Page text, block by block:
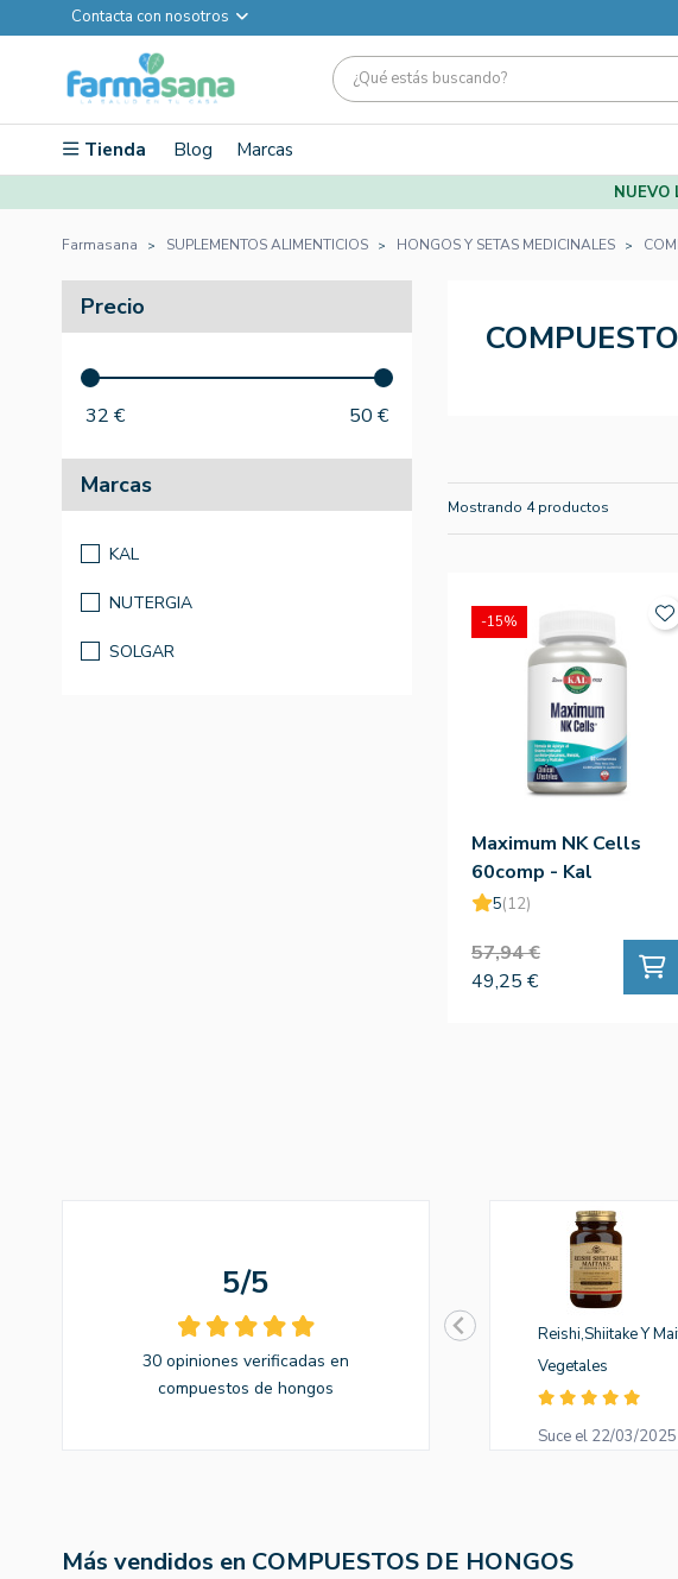
Contacta con nosotros
Tienda Blog Marcas
Farmasana SUPLEMENTOS ALIMENTICIOS HONGOS Y SETAS MEDICINALES
Precio
32 € 50 €
Marcas
KAL
NUTERGIA
SOLGAR
Mostrando 4 productos
Maximum NK Cells
60comp - Kal
5(12)
57,94 €
49,25 €
-15%
5/5
30 opiniones verificadas en
compuestos de hongos
Reishi,Shiitake Y
Vegetales
Suce el 22/03/2025
Más vendidos en COMPUESTOS DE HONGOS